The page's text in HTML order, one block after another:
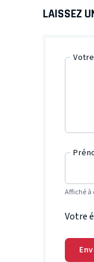
LAISSEZ
Affiché à
Votre